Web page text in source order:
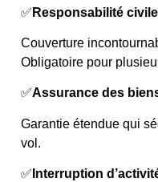
✅ Responsabilité
Couverture
Obligatoire pour
✅Assurance des
Garantie étendue qui
vol.
✅ Interruption